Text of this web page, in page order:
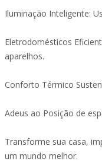
Iluminação Inteligente:
Eletrodomésticos
aparelhos.
Conforto Térmico
Adeus ao Posição de
Transforme sua casa,
um mundo melhor.